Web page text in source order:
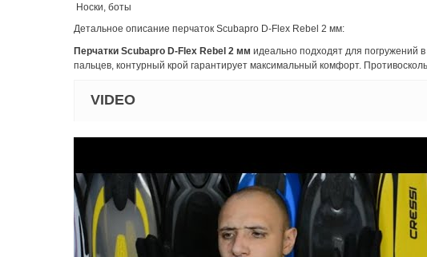
Носки, боты
Детальное описание перчаток Scubapro D-Flex Rebel 2 мм:
Перчатки Scubapro D-Flex Rebel 2 мм идеально подходят для погружений
пальцев, контурный крой гарантирует максимальный комфорт.
VIDEO